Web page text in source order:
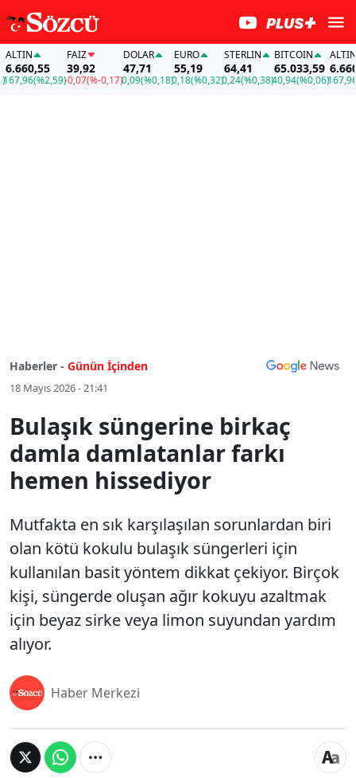
(%2,59)
FAİZ
39,92
-0,07(%-0,17)
DOLAR
47,71
0,09(%0,18)
EURO
55,19
0,18(%0,32)
STERLIN
64,41
0,24(%0,38)
BITCOIN
65.033,59
40,94(%0,06)
ALTIN
167,96
Haberler - Günün İçinden
18 Mayıs 2026 - 21:41
Bulaşık süngerine birkaç
damla damlatanlar farkı
hemen hissediyor
Mutfakta en sık karşılaşılan sorunlardan biri
olan kötü kokulu bulaşık süngerleri için
kullanılan basit yöntem dikkat çekiyor. Birçok
kişi, süngerde oluşan ağır kokuyu azaltmak
için beyaz sirke veya limon suyundan yardım
alıyor.
Haber Merkezi